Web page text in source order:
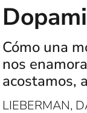
Cómo una
nos
acostamos, a
LIEBERMAN,